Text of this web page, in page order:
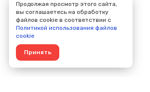
Продолжая просмотр этого сайта,
вы соглашаетесь на обработку
файлов cookie в соответствии с
Политикой использования файлов
cookie
Принять